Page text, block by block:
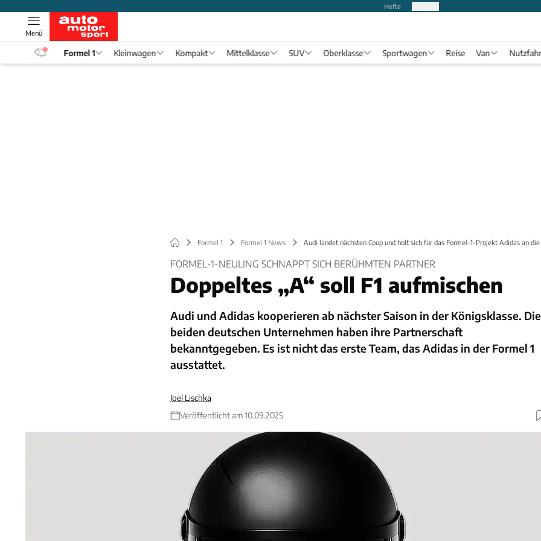
Hefte
Menü
Formel 1 Kleinwagen Kompakt Mittelklasse SUV Oberklasse Sportwagen Reise Van
Formel 1 Formel 1 News Audi landet nächsten Coup und holt sich für das Formel-1-Projekt Adidas an die
FORMEL-1-NEULING SCHNAPPT SICH BERÜHMTEN PARTNER
Doppeltes „A“ soll F1 aufmischen
Audi und Adidas kooperieren ab nächster Saison in der Königsklasse. Die
beiden deutschen Unternehmen haben ihre Partnerschaft
bekanntgegeben. Es ist nicht das erste Team, das Adidas in der Formel 1
ausstattet.
Joel Lischka
Veröffentlicht am 10.09.2025